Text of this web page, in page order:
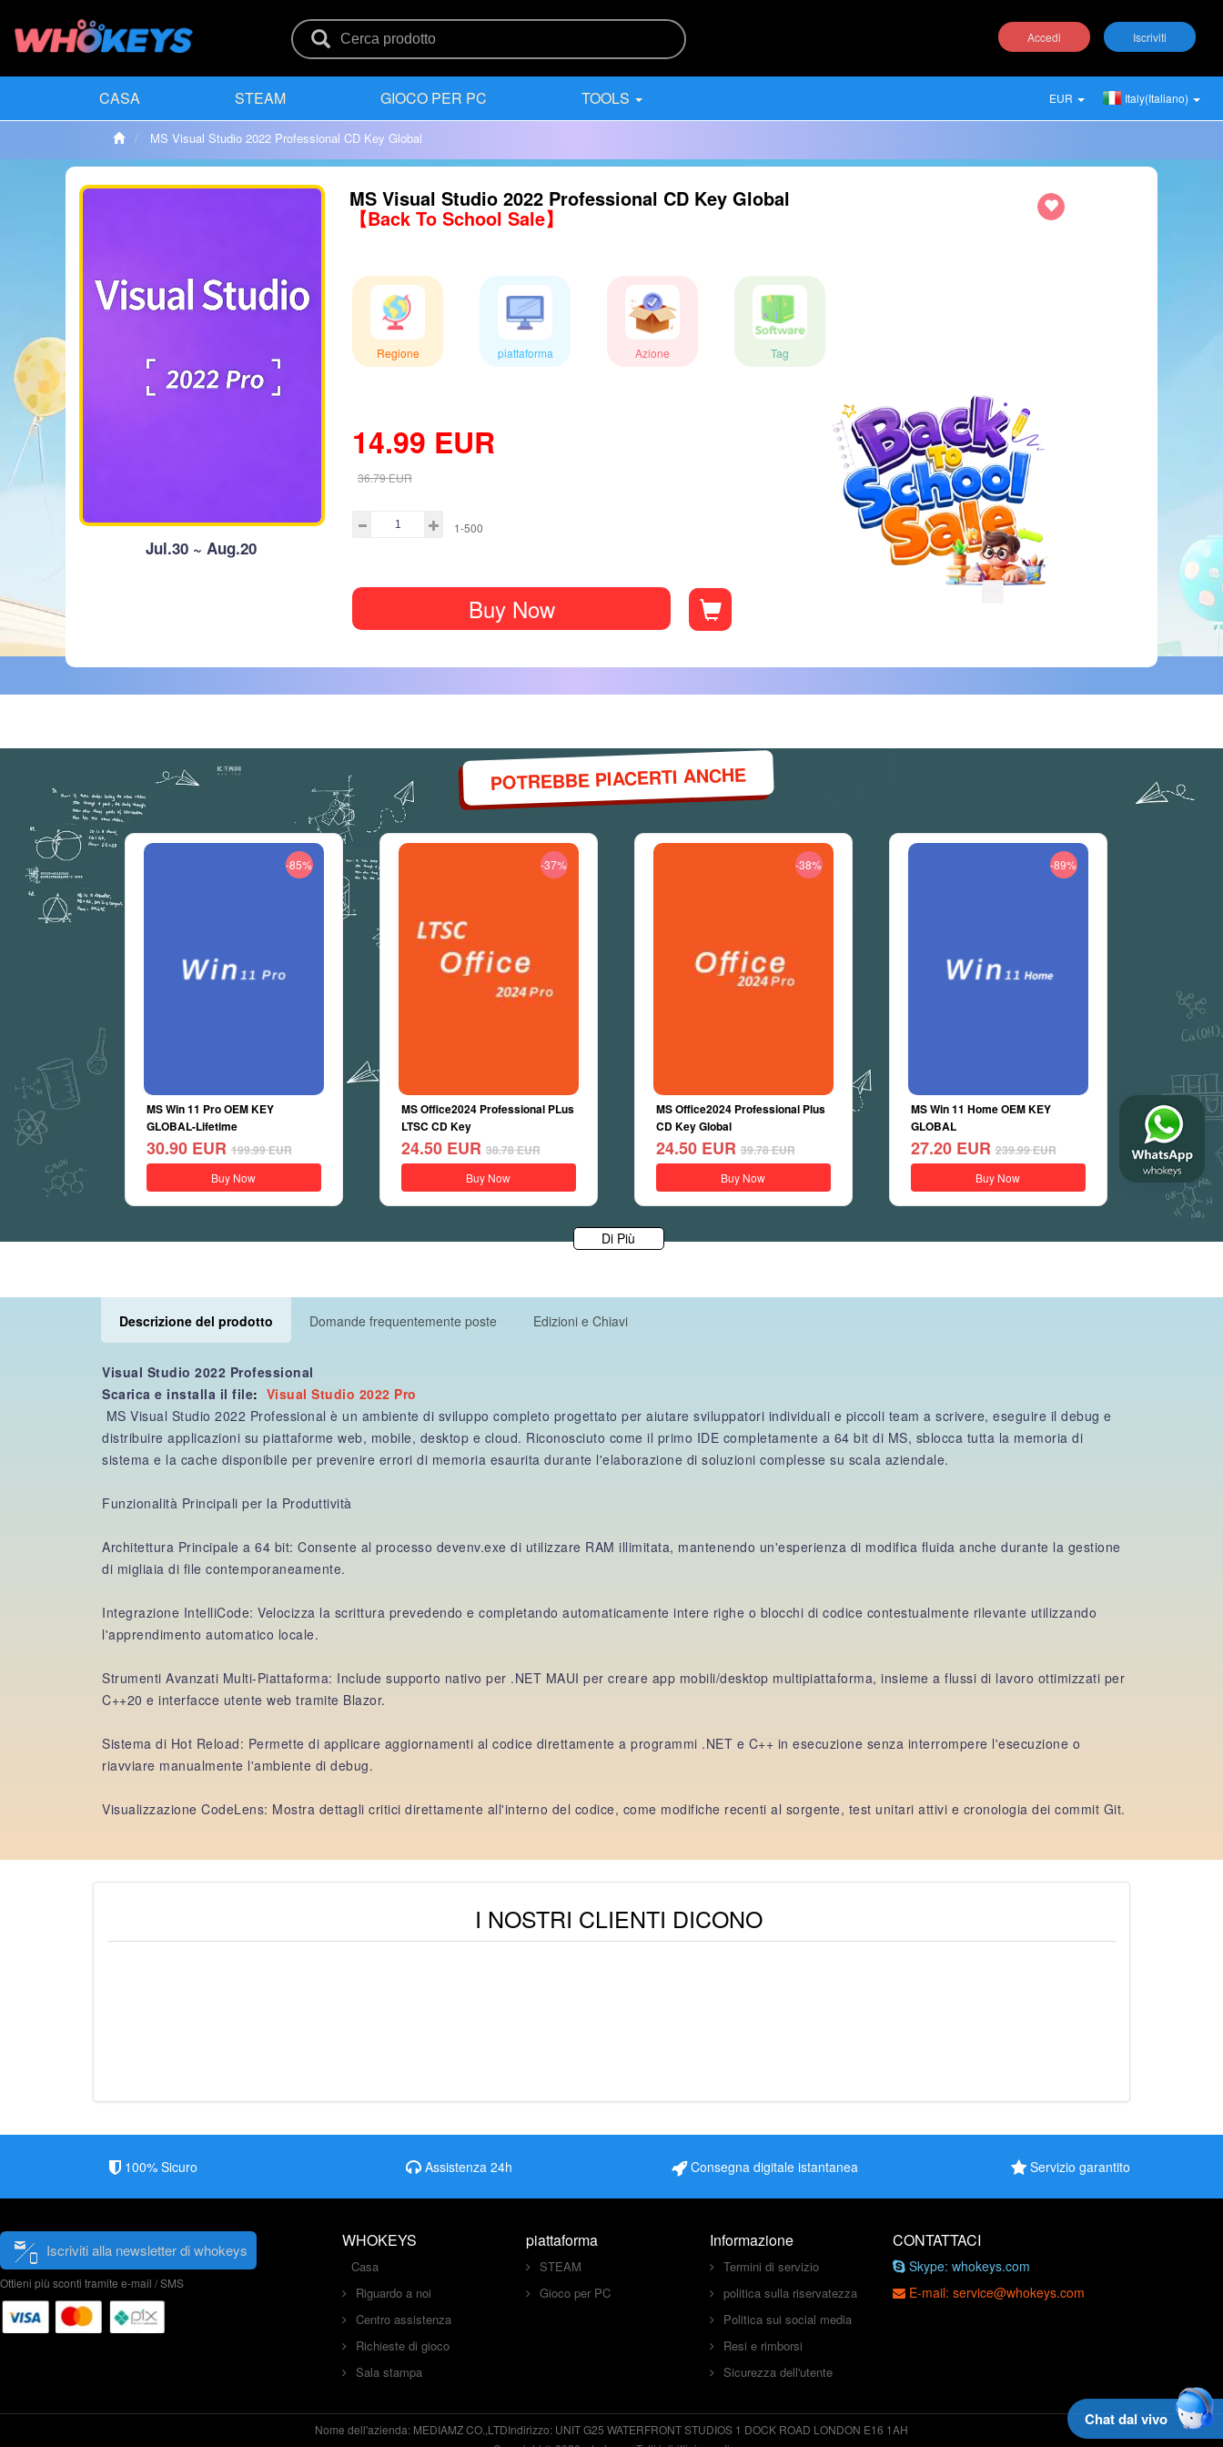
Accedi Iscriviti
CASA STEAM GIOCO PER PC TOOLS EUR Italy(Italiano)
MS Visual Studio 2022 Professional CD Key Global
Jul.30 ~ Aug.20
MS Visual Studio 2022 Professional CD Key Global
【Back To School Sale】
Regione piattaforma Azione Tag
14.99 EUR
36.79EUR
1-500
Buy Now
POTREBBE PIACERTI ANCHE
-85%
MS Win 11 Pro OEM KEY
GLOBAL-Lifetime
30.90 EUR 199.99EUR
Buy Now
-37%
MS Office2024 Professional PLus
LTSC CD Key
24.50 EUR 38.78EUR
Buy Now
-38%
MS Office2024 Professional Plus
CD Key Global
24.50 EUR 39.78EUR
Buy Now
-89%
MS Win 11 Home OEM KEY
GLOBAL
27.20 EUR 239.99EUR
Buy Now
Di Più
Descrizione del prodotto Domande frequentemente poste Edizioni e Chiavi
Visual Studio 2022 Professional
Scarica e installa il file: Visual Studio 2022 Pro
MS Visual Studio 2022 Professional è un ambiente di sviluppo completo progettato per aiutare sviluppatori individuali e piccoli team a scrivere, eseguire il debug e
distribuire applicazioni su piattaforme web, mobile, desktop e cloud. Riconosciuto come il primo IDE completamente a 64 bit di MS, sblocca tutta la memoria di
sistema e la cache disponibile per prevenire errori di memoria esaurita durante l'elaborazione di soluzioni complesse su scala aziendale.
Funzionalità Principali per la Produttività
Architettura Principale a 64 bit: Consente al processo devenv.exe di utilizzare RAM illimitata, mantenendo un'esperienza di modifica fluida anche durante la gestione
di migliaia di file contemporaneamente.
Integrazione IntelliCode: Velocizza la scrittura prevedendo e completando automaticamente intere righe o blocchi di codice contestualmente rilevante utilizzando
l'apprendimento automatico locale.
Strumenti Avanzati Multi-Piattaforma: Include supporto nativo per .NET MAUI per creare app mobili/desktop multipiattaforma, insieme a flussi di lavoro ottimizzati per
C++20 e interfacce utente web tramite Blazor.
Sistema di Hot Reload: Permette di applicare aggiornamenti al codice direttamente a programmi .NET e C++ in esecuzione senza interrompere l'esecuzione o
riavviare manualmente l'ambiente di debug.
Visualizzazione CodeLens: Mostra dettagli critici direttamente all'interno del codice, come modifiche recenti al sorgente, test unitari attivi e cronologia dei commit Git.
I NOSTRI CLIENTI DICONO
100% Sicuro Assistenza 24h Consegna digitale istantanea Servizio garantito
Iscriviti alla newsletter di whokeys
Ottieni più sconti tramite e-mail / SMS
WHOKEYS
Casa
Riguardo a noi
Centro assistenza
Richieste di gioco
Sala stampa
piattaforma
STEAM
Gioco per PC
Informazione
Termini di servizio
politica sulla riservatezza
Politica sui social media
Resi e rimborsi
Sicurezza dell'utente
CONTATTACI
Skype: whokeys.com
E-mail: service@whokeys.com
Nome dell'azienda: MEDIAMZ CO.,LTDIndirizzo: UNIT G25 WATERFRONT STUDIOS 1 DOCK ROAD LONDON E16 1AH
Chat dal vivo